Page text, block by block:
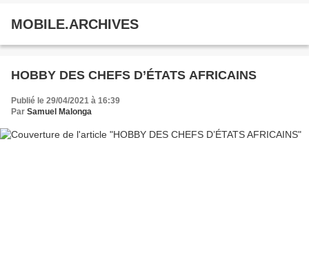
MOBILE.ARCHIVES
HOBBY DES CHEFS D’ÉTATS AFRICAINS
Publié le 29/04/2021 à 16:39
Par Samuel Malonga